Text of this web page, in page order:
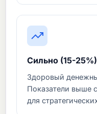
Сильно (15-25%)
Здоровый
Показатели выше
для